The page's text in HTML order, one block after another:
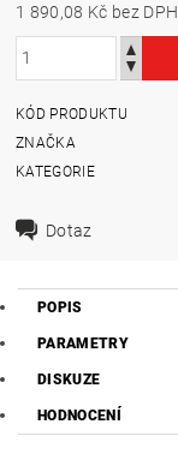
1 890,08 Kč bez DPH
KÓD PRODUKTU
ZNAČKA
KATEGORIE
Dotaz
POPIS
PARAMETRY
DISKUZE
HODNOCENÍ